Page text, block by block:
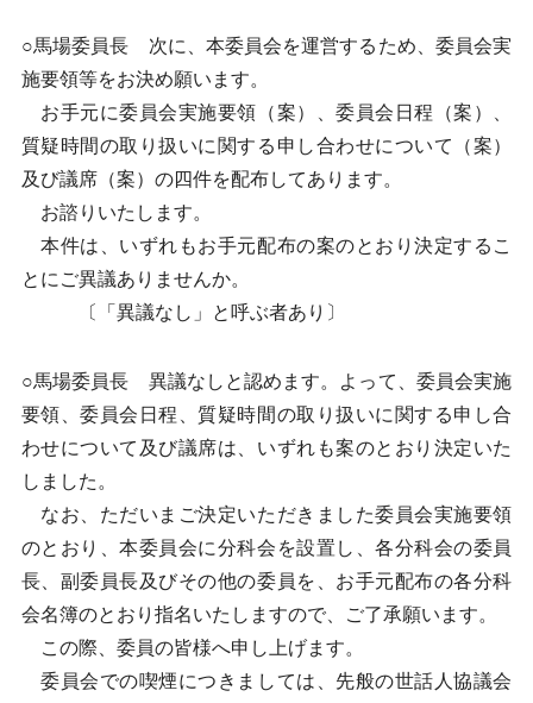
○馬場委員長 次に、本委員会を運営するため、委員会実
施要領等をお決め願います。
お手元に委員会実施要領（案）、委員会日程（案）、
質疑時間の取り扱いに関する申し合わせについて（案）
及び議席（案）の四件を配布してあります。
お諮りいたします。
本件は、いずれもお手元配布の案のとおり決定するこ
とにご異議ありませんか。
〔「異議なし」と呼ぶ者あり〕
○馬場委員長 異議なしと認めます。よって、委員会実施
要領、委員会日程、質疑時間の取り扱いに関する申し合
わせについて及び議席は、いずれも案のとおり決定いた
しました。
なお、ただいまご決定いただきました委員会実施要領
のとおり、本委員会に分科会を設置し、各分科会の委員
長、副委員長及びその他の委員を、お手元配布の各分科
会名簿のとおり指名いたしますので、ご了承願います。
この際、委員の皆様へ申し上げます。
委員会での喫煙につきましては、先般の世話人協議会